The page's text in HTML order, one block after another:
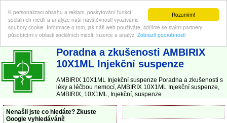
Rozumím!
K personalizaci obsahu a reklam, poskytování funkcí
sociálních médií a analýze naší návštěvnosti využíváme
soubory cookie. Informace o tom, jak náš web používáte, sdílíme se svými partnery
působícími v oblasti sociálních médií, inzerce a analýz. Zobrazit podrobnosti
ABC-LEKARNA.cz | Poradna a zkušenosti s léky a léčbou nemocí
Poradna a zkušenosti AMBIRIX
10X1ML Injekční suspenze
AMBIRIX 10X1ML Injekční suspenze Poradna a zkušenosti s
léky a léčbou nemocí, AMBIRIX 10X1ML Injekční suspenze,
AMBIRIX, 10X1ML, Injekční, suspenze
Nenašli jste co hledáte? Zkuste
Google vyhledávání!